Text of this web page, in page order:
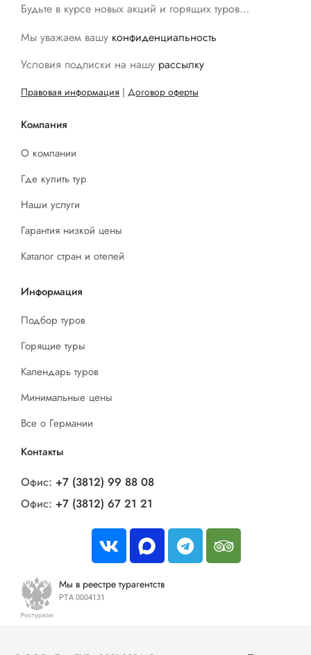
Будьте в курсе новых акций и горящих туров…
Мы уважаем вашу конфиденциальность
Условия подписки на нашу рассылку
Правовая информация | Договор оферты
Компания
О компании
Где купить тур
Наши услуги
Гарантия низкой цены
Каталог стран и отелей
Информация
Подбор туров
Горящие туры
Календарь туров
Минимальные цены
Все о Германии
Контакты
Офис: +7 (3812) 99 88 08
Офис: +7 (3812) 67 21 21
Мы в реестре турагентств
РТА 0004131